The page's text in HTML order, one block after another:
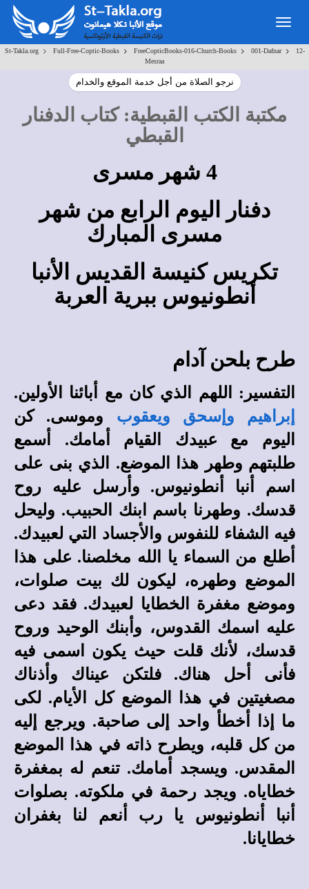
Toggle
navigation
St-Takla.org> Full-Free-Coptic-Books> FreeCopticBooks-016-Church-Books> 001-Dafnar>
12-
Mesraa
نرجو الصلاة من أجل خدمة الموقع والخدام
مكتبة الكتب القبطية:كتاب الدفنار
القبطي
4 شهر مسرى
دفنار اليوم الرابع من شهر
مسرى المبارك
تكريس كنيسة القديس الأنبا
أنطونيوس ببرية العربة
طرح بلحن آدام
التفسير: اللهم الذي كان مع أبائنا الأولين.
إبراهيم وإسحق ويعقوب وموسى. كن
اليوم مع عبيدك القيام أمامك. أسمع
طلبتهم وطهر هذا الموضع. الذي بنى على
اسم أنبا أنطونيوس. وأرسل عليه روح
قدسك. وطهرنا باسم ابنك الحبيب. وليحل
فيه الشفاء للنفوس والأجساد التي لعبيدك.
أطلع من السماء يا الله مخلصنا. على هذا
الموضع وطهره، ليكون لك بيت صلوات،
وموضع مغفرة الخطايا لعبيدك. فقد دعى
عليه اسمك القدوس، وأبنك الوحيد وروح
قدسك، لأنك قلت حيث يكون اسمى فيه
فأنى أحل هناك. فلتكن عيناك وأذناك
مصغيتين في هذا الموضع كل الأيام. لكى
ما إذا أخطأ واحد إلى صاحبة. ويرجع إليه
من كل قلبه، ويطرح ذاته في هذا الموضع
المقدس. ويسجد أمامك. تنعم له بمغفرة
خطاياه. ويجد رحمة في ملكوته. بصلوات
أنبا أنطونيوس يا رب أنعم لنا بغفران
خطايانا.